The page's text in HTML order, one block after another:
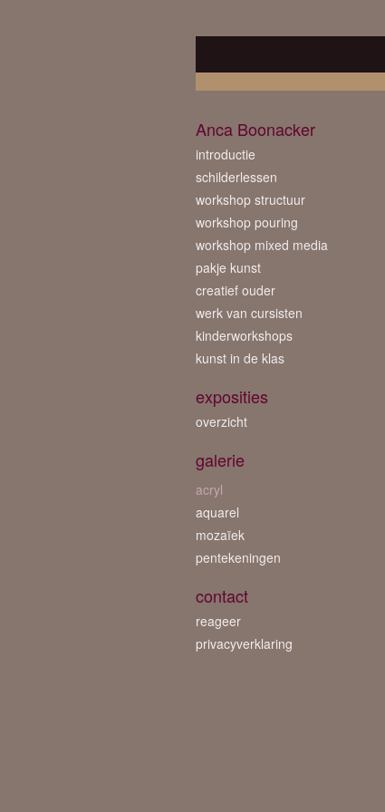
Anca Boonacker
introductie
schilderlessen
workshop structuur
workshop pouring
workshop mixed media
pakje kunst
creatief ouder
werk van cursisten
kinderworkshops
kunst in de klas
exposities
overzicht
galerie
acryl
aquarel
mozaïek
pentekeningen
contact
reageer
privacyverklaring